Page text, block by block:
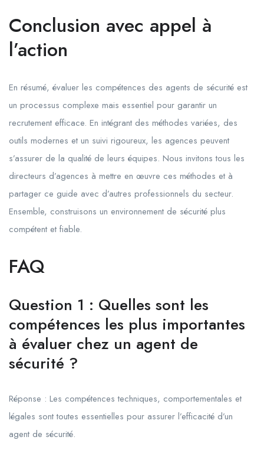
Conclusion avec appel à
l’action
En résumé, évaluer les compétences des agents de sécurité est
un processus complexe mais essentiel pour garantir un
recrutement efficace. En intégrant des méthodes variées, des
outils modernes et un suivi rigoureux, les agences peuvent
s’assurer de la qualité de leurs équipes. Nous invitons tous les
directeurs d’agences à mettre en œuvre ces méthodes et à
partager ce guide avec d’autres professionnels du secteur.
Ensemble, construisons un environnement de sécurité plus
compétent et fiable.
FAQ
Question 1 : Quelles sont les
compétences les plus importantes
à évaluer chez un agent de
sécurité ?
Réponse : Les compétences techniques, comportementales et
légales sont toutes essentielles pour assurer l’efficacité d’un
agent de sécurité.